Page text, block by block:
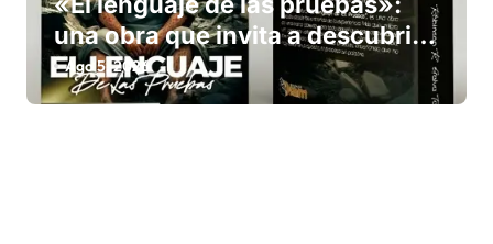
una obra que invita a descubrir
el propósito de Dios en medio de
la adversidad
Ago 5, 2026